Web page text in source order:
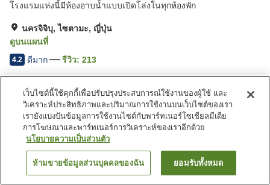
โรงแรมแห่งนี้มีห้องอาบน้ำแบบเปิดโล่งในทุกห้องพัก
นครจิจิบุ, ไซตามะ, ญี่ปุ่น
ดูบนแผนที่
4.2 ดีมาก รีวิว: 213
หน้าแรก ญี่ปุ่น ไซตามะ นครจิจิบุ Youzantei
ค้นหาห้องพัก
เว็บไซต์นี้ใช้คุกกี้เพื่อปรับปรุงประสบการณ์ใช้งานของผู้ใช้ และ
วิเคราะห์ประสิทธิภาพและปริมาณการใช้งานบนเว็บไซต์ของเรา
เรายังแบ่งปันข้อมูลการใช้งานไซต์กับพาร์ทเนอร์โซเชียลมีเดีย
การโฆษณาและพาร์ทเนอร์การวิเคราะห์ของเราอีกด้วย
นโยบายความเป็นส่วนตัว
ห้ามขายข้อมูลส่วนบุคคลของฉัน ยอมรับทั้งหมด